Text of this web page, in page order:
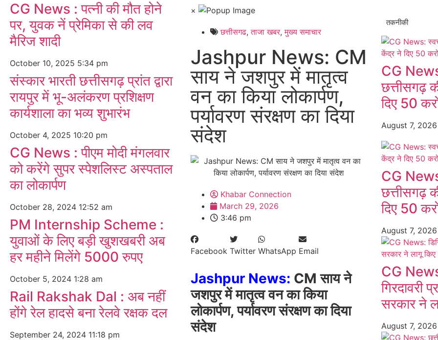
CG News : पत्नी की मौत होने
पर, युवक नें प्रेमिका से की लव
मैरिज शादी
October 10, 2025 5:34 pm
संस्कार भारती छत्तीसगढ़ प्रांत द्वारा
रायपुर में भू-अलंकरण प्रशिक्षण
कार्यशाला का भव्य शुभारंभ
October 4, 2025 10:20 pm
CG News : पीएम मोदी मंगलवार
को करेंगे सुपर स्पेशलिस्ट अस्पताल
का लोकार्पण
October 28, 2024 12:52 am
PM Internship Scheme :
युवाओं के लिए बड़ी खुशखबरी अब
हर महीने मिलेंगे 5000 रुपए
October 5, 2024 1:28 am
Rail Rakshak Dal : अब नहीं
होंगे रेल हादसे बना रेलवे रक्षक दल
September 24, 2024 11:18 pm
×
छत्तीसगढ,ताजा खबर,मुख्य समाचार​
Jashpur News: CM
साय ने जशपुर में मातृत्व
वन का किया लोकार्पण,
पर्यावरण संरक्षण का दिया
संदेश
Khabar Connection
March 29, 2026
3:46 pm
Facebook Twitter WhatsApp Email
Jashpur News: CM साय ने
जशपुर में मातृत्व वन का किया
लोकार्पण, पर्यावरण संरक्षण का दिया
संदेश
तकनीकी
CG
छत्तीसगढ़
दिए 50
August 7,
CG
छत्तीसगढ़
दिए 50
August 7,
CG
गिरदावरी
सरकार ने
August 7,